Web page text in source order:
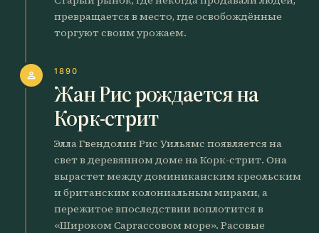
превращается в место, где освобождённые
торгуют своим урожаем.
person 1890
Жан Рис рождается на
Корк-стрит
Элла Гвендолин Рис Уильямс появляется на
свет в деревянном доме на Корк-стрит. Она
вырастет между доминиканским креольским
и британским колониальным мирами, а
пережитое впоследствии воплотится в
«Широком Саргассовом море». Расовые